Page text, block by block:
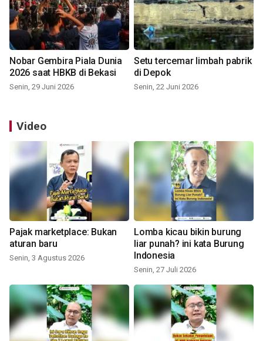
Nobar Gembira Piala Dunia
2026 saat HBKB di Bekasi
Senin, 29 Juni 2026
Setu tercemar limbah pabrik
di Depok
Senin, 22 Juni 2026
Video
Pajak marketplace: Bukan
aturan baru
Senin, 3 Agustus 2026
Lomba kicau bikin burung
liar punah? ini kata Burung
Indonesia
Senin, 27 Juli 2026